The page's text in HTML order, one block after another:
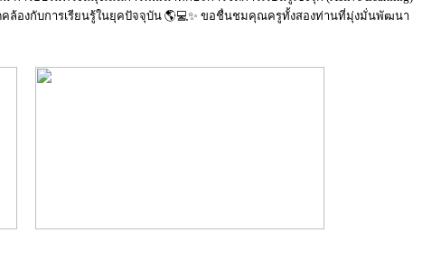
คล้องกับการเรียนรู้ในยุคปัจจุบัน 🌎💻✨ ขอชื่นชมคุณครูทั้งสองท่านที่มุ่งมั่นพัฒนา